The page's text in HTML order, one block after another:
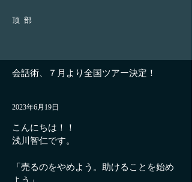
顶部
会話術、７月より全国ツアー決定！
2023年6月19日
こんにちは！！
浅川智仁です。
「売るのをやめよう。助けることを始め
よう」